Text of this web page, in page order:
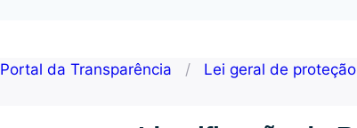
Portal da Transparência / Lei geral de